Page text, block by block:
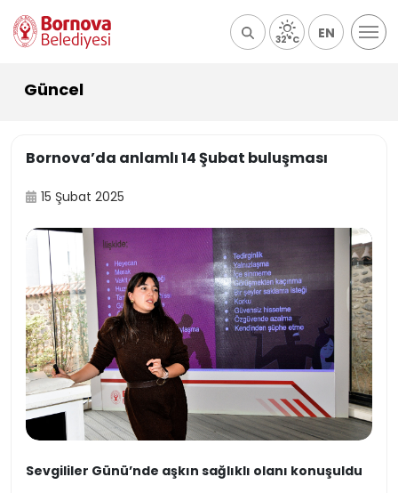
32°C EN
Güncel
Bornova’da anlamlı 14 Şubat buluşması
15 Şubat 2025
Sevgililer Günü’nde aşkın sağlıklı olanı konuşuldu